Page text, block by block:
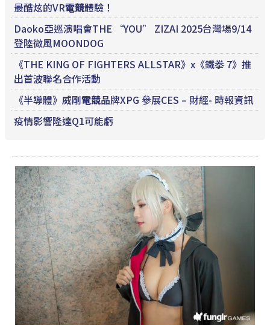
最酷炫的VR電競體驗！
Daoko亞巡演唱會THE “YOU” ZIZAI 2025台灣場9/14
登陸微風MOONDOG
《THE KING OF FIGHTERS ALLSTAR》x《鐵拳 7》推
出首波聯名合作活動
《半導體》威剛電競品牌XPG 參展CES – 財經- 時報資訊
疫情影響隆達Q1可能虧